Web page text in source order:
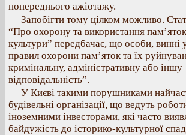
попереднього ажіотажу.
Запобігти тому цілком можливо.
“Про охорону та використання пам’яток
культури” передбачає, що особи, винні
правил охорони пам’яток та їх
кримінальну, адміністративну або іншу
відповідальність”.
У Києві такими порушниками
будівельні організації, що ведуть
іноземними інвесторами, які часто
байдужість до історико-культурної